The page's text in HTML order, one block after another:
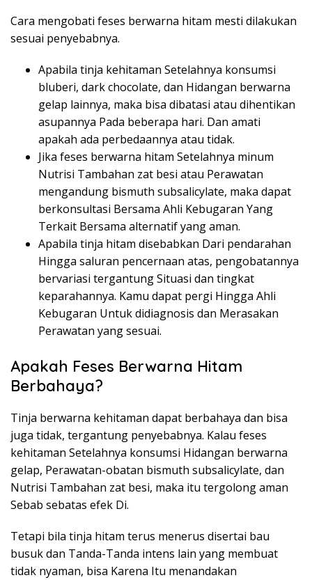
Cara mengobati feses berwarna hitam mesti dilakukan
sesuai penyebabnya.
Apabila tinja kehitaman Setelahnya konsumsi
bluberi, dark chocolate, dan Hidangan berwarna
gelap lainnya, maka bisa dibatasi atau dihentikan
asupannya Pada beberapa hari. Dan amati
apakah ada perbedaannya atau tidak.
Jika feses berwarna hitam Setelahnya minum
Nutrisi Tambahan zat besi atau Perawatan
mengandung bismuth subsalicylate, maka dapat
berkonsultasi Bersama Ahli Kebugaran Yang
Terkait Bersama alternatif yang aman.
Apabila tinja hitam disebabkan Dari pendarahan
Hingga saluran pencernaan atas, pengobatannya
bervariasi tergantung Situasi dan tingkat
keparahannya. Kamu dapat pergi Hingga Ahli
Kebugaran Untuk didiagnosis dan Merasakan
Perawatan yang sesuai.
Apakah Feses Berwarna Hitam
Berbahaya?
Tinja berwarna kehitaman dapat berbahaya dan bisa
juga tidak, tergantung penyebabnya. Kalau feses
kehitaman Setelahnya konsumsi Hidangan berwarna
gelap, Perawatan-obatan bismuth subsalicylate, dan
Nutrisi Tambahan zat besi, maka itu tergolong aman
Sebab sebatas efek Di.
Tetapi bila tinja hitam terus menerus disertai bau
busuk dan Tanda-Tanda intens lain yang membuat
tidak nyaman, bisa Karena Itu menandakan